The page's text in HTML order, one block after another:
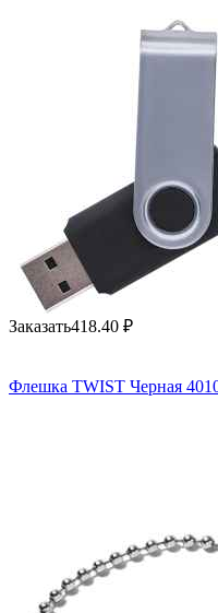
Заказать418.40 ₽
Флешка TWIST Черная